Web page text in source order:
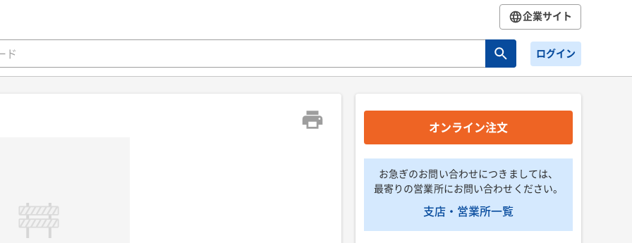
企業サイト
ログイン
オンライン注文
お急ぎのお問い合わせにつきましては、
最寄りの営業所にお問い合わせください。
支店・営業所一覧